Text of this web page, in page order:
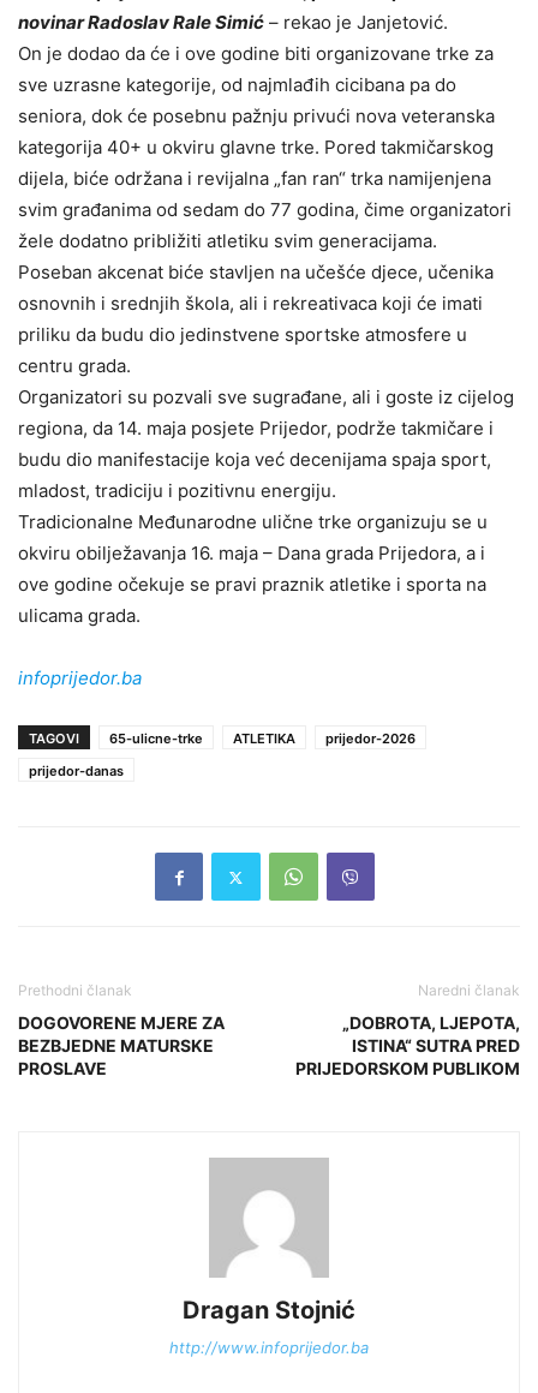
novinar Radoslav Rale Simić – rekao je Janjetović.
On je dodao da će i ove godine biti organizovane trke za
sve uzrasne kategorije, od najmlađih cicibana pa do
seniora, dok će posebnu pažnju privući nova veteranska
kategorija 40+ u okviru glavne trke. Pored takmičarskog
dijela, biće održana i revijalna „fan ran“ trka namijenjena
svim građanima od sedam do 77 godina, čime organizatori
žele dodatno približiti atletiku svim generacijama.
Poseban akcenat biće stavljen na učešće djece, učenika
osnovnih i srednjih škola, ali i rekreativaca koji će imati
priliku da budu dio jedinstvene sportske atmosfere u
centru grada.
Organizatori su pozvali sve sugrađane, ali i goste iz cijelog
regiona, da 14. maja posjete Prijedor, podrže takmičare i
budu dio manifestacije koja već decenijama spaja sport,
mladost, tradiciju i pozitivnu energiju.
Tradicionalne Međunarodne ulične trke organizuju se u
okviru obilježavanja 16. maja – Dana grada Prijedora, a i
ove godine očekuje se pravi praznik atletike i sporta na
ulicama grada.
infoprijedor.ba
TAGOVI 65-ulicne-trke ATLETIKA
prijedor-2026
prijedor-danas
Prethodni članak
DOGOVORENE MJERE ZA
BEZBJEDNE MATURSKE
PROSLAVE
Naredni članak
„DOBROTA, LJEPOTA,
ISTINA“ SUTRA PRED
PRIJEDORSKOM PUBLIKOM
Dragan Stojnić
http://www.infoprijedor.ba